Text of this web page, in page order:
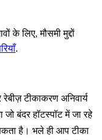
के लिए, मौसमी मुद्दों
.
टीकाकरण अनिवार्य
जो बंदर हॉटस्पॉट में जा रहे
है। भले ही आप टीका